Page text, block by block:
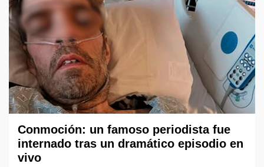
Conmoción: un famoso periodista fue
internado tras un dramático episodio en
vivo